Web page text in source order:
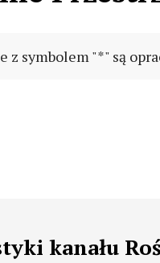
z symbolem "*" są
kanału